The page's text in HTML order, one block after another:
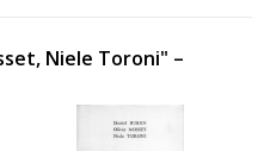
Niele Toroni" –